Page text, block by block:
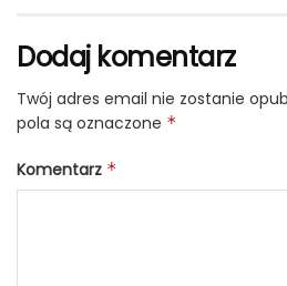
Dodaj komentarz
Twój adres email nie zostanie
pola są oznaczone *
Komentarz *